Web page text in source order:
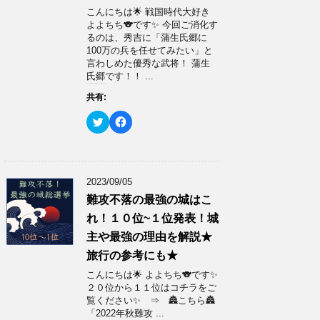
ウ
ィ
ン
ド
ウ
で
開
き
ま
)
て
く
だ
さ
い
(
新
し
い
ド
ウ
で
す
こんにちは🌟 戦国時代大好き
よよちち🐨です✨ 今回ご消化す
るのは、秀吉に「蒲生氏郷に
100万の兵を任せてみたい」と
言わしめた優秀な武将！ 蒲生
氏郷です！！ ...
共有:
ク
リ
て
w
t
t
e
r
で
共
有
(
し
い
ウ
ィ
ン
ド
F
a
o
k
共
有
す
る
に
は
ク
リ
ク
し
て
く
だ
さ
2023/09/05
難攻不落の最強の城はこ
れ！１０位~１位発表！城
主や最強の理由を解説★
旅行の参考にも★
こんにちは🌟 よよちち🐨です✨
２０位から１１位はコチラをご
覧ください✨ ⇒ 🏯こちら🏯
「2022年秋難攻 ...